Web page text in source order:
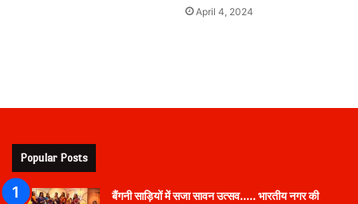
April 4, 2024
Popular Posts
बैंगनी साड़ियों में सजा सावन उत्सव….. भारतीय नगर की